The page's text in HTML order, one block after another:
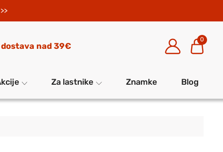
nad 39€
0
Za lastnike Znamke Blog